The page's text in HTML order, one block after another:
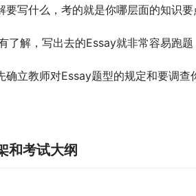
写什么，考的就是你哪层面的知识要
了解，写出去的Essay就非常容易跑
立教师对Essay题型的规定和要调查
和考试大纲